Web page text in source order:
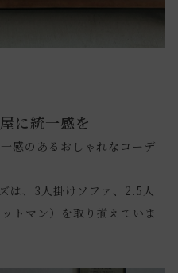
に統一感を
感のあるおしゃれなコーデ
は、3人掛けソファ、2.5人
トマン）を取り揃えていま